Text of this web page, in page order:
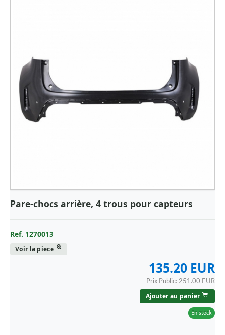
Pare-chocs arrière, 4 trous pour capteurs
Ref. 1270013
Voir la piece
135.20 EUR
Prix Public: 251.00 EUR
Ajouter au panier
En stock